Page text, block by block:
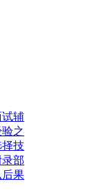
辅
之
技
部
果